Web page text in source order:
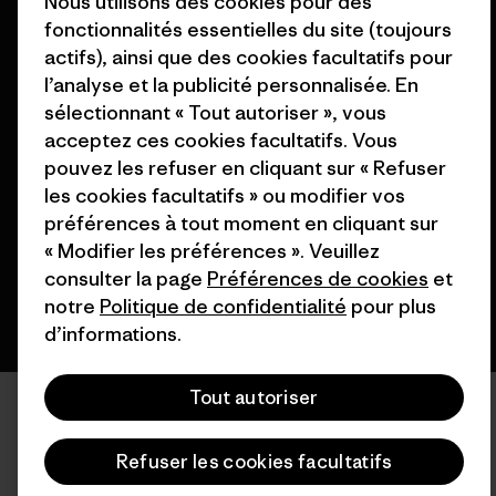
français
fonctionnalités essentielles du site (toujours
actifs), ainsi que des cookies facultatifs pour
l’analyse et la publicité personnalisée. En
sélectionnant « Tout autoriser », vous
acceptez ces cookies facultatifs. Vous
pouvez les refuser en cliquant sur « Refuser
les cookies facultatifs » ou modifier vos
préférences à tout moment en cliquant sur
« Modifier les préférences ». Veuillez
consulter la page Préférences de cookies et
notre Politique de confidentialité pour plus
d’informations.
Tout autoriser
Refuser les cookies facultatifs